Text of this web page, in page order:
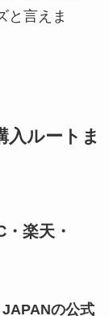
と言えま
入ルートま
楽天・
の公式